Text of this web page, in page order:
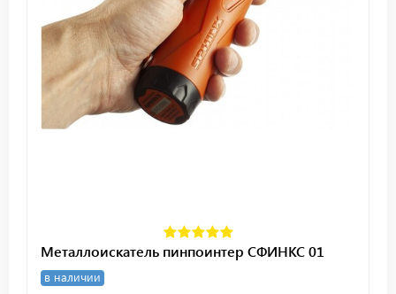
Металлоискатель пинпоинтер СФИНКС 01
в наличии